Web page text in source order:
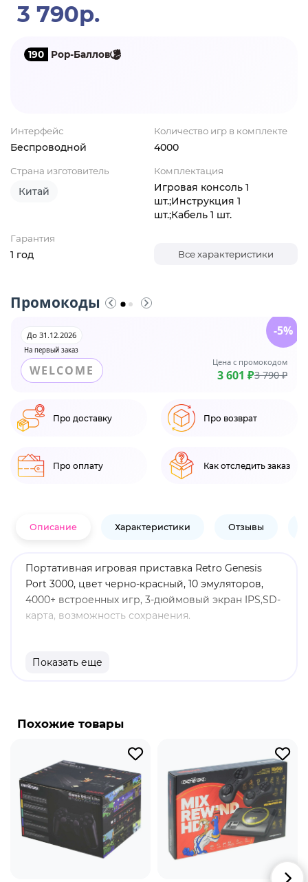
3 790р.
190 Pop-Баллов
Интерфейс
Беспроводной
Количество игр в комплекте
4000
Страна изготовитель
Китай
Комплектация
Игровая консоль 1
шт.;Инструкция 1
шт.;Кабель 1 шт.
Гарантия
1 год Все характеристики
Промокоды
На первый заказ
До 31.12.2026
WELCOME
Цена с промокодом
3 601 ₽3 790 ₽
-5%
Про доставку Про возврат
Про оплату Как отследить заказ
Описание Характеристики Отзывы
Портативная игровая приставка Retro Genesis
Port 3000, цвет черно-красный, 10 эмуляторов,
4000+ встроенных игр, 3-дюймовый экран IPS,SD-
карта, возможность сохранения.
Показать еще
Похожие товары